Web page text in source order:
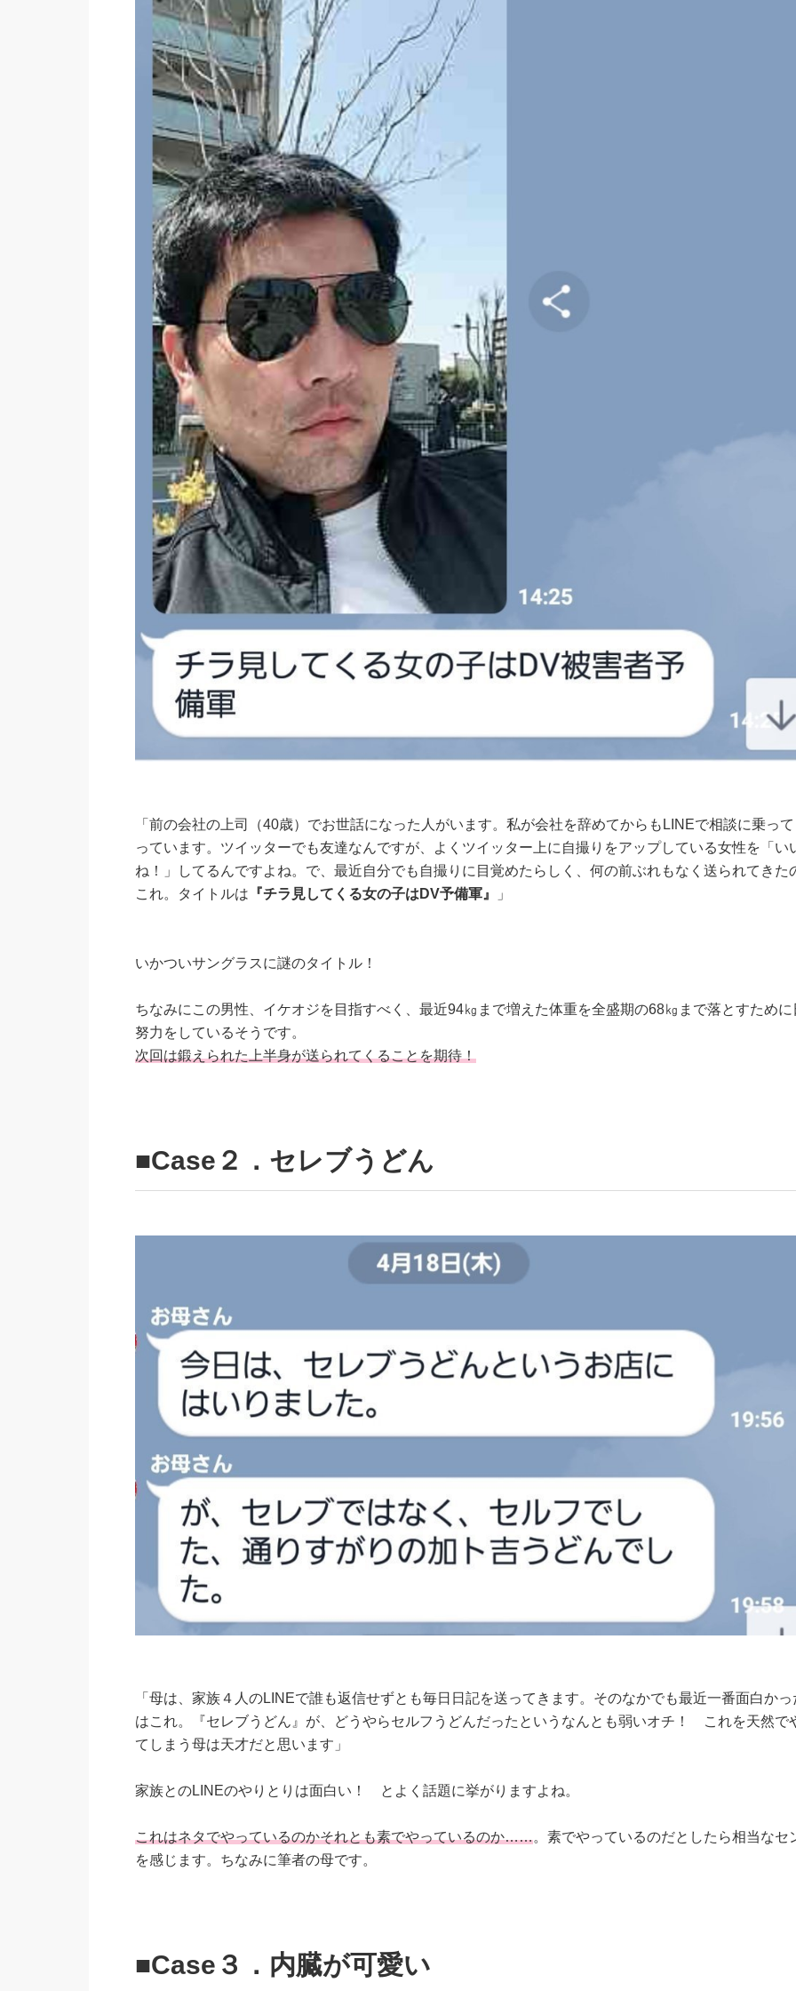
「前の会社の上司（40歳）でお世話になった人がいます。私が会社を辞めてからもLINEで相談に乗って
っています。ツイッターでも友達なんですが、よくツイッター上に自撮りをアップしている女性を「い
ね！」してるんですよね。で、最近自分でも自撮りに目覚めたらしく、何の前ぶれもなく送られてきた
これ。タイトルは 『チラ見してくる女の子はDV予備軍』 」
いかついサングラスに謎のタイトル！
ちなみにこの男性、イケオジを目指すべく、最近94㎏まで増えた体重を全盛期の68㎏まで落とすために
努力をしているそうです。
次回は鍛えられた上半身が送られてくることを期待！
■Case２．セレブうどん
「母は、家族４人のLINEで誰も返信せずとも毎日日記を送ってきます。そのなかでも最近一番面白かっ
はこれ。『セレブうどん』が、どうやらセルフうどんだったというなんとも弱いオチ！ これを天然で
てしまう母は天才だと思います」
家族とのLINEのやりとりは面白い！ とよく話題に挙がりますよね。
これはネタでやっているのかそれとも素でやっているのか……。素でやっているのだとしたら相当なセ
を感じます。ちなみに筆者の母です。
■Case３．内臓が可愛い